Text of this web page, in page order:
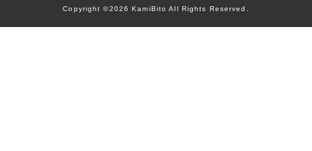
Copyright ©2026 KamiBito All Rights Reserved.